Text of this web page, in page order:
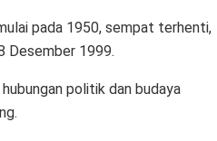
pada 1950, sempat terhenti,
Desember 1999.
politik dan budaya